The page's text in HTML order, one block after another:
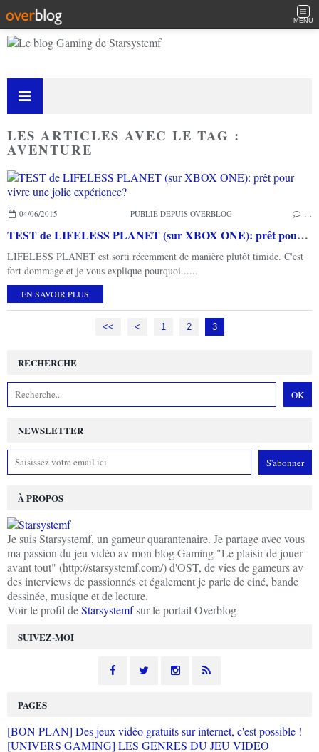
MENU
LES ARTICLES AVEC LE TAG :
AVENTURE
04/06/2015 PUBLIÉ DEPUIS OVERBLOG
TEST de LIFELESS PLANET (sur XBOX ONE): prêt pour vivre une jolie expérience?
LIFELESS PLANET est sorti récemment de manière plutôt timide. C'est
fort dommage et je vous explique pourquoi......
EN SAVOIR PLUS
<< < 1 2 3
NEWSLETTER
SUIVEZ-MOI
RECHERCHE
À PROPOS
Je suis Starsystemf, un gameur quarantenaire. Je partage avec vous
ma passion du jeu vidéo av mon blog Gaming "Le plaisir de jouer
avant tout" (http://starsystemf.com/) d'OST, de vies de gameurs av
des interviews de passionnés et également je parle de ciné, bande
dessinée, musique et de lecture.
Voir le profil deStarsystemfsur le portail Overblog
PAGES
[BON PLAN] Des jeux vidéo gratuits sur internet, c'est possible !
[UNIVERS GAMING] LES GENRES DU JEU VIDEO